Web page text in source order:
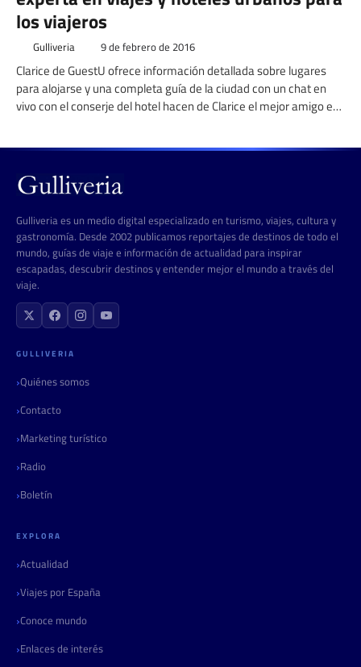
los viajeros
Gulliveria 9 de febrero de 2016
Clarice de GuestU ofrece información detallada sobre lugares
para alojarse y una completa guía de la ciudad con un chat en
vivo con el conserje del hotel hacen de Clarice el mejor amigo en
Gulliveria es un medio digital especializado en turismo, viajes, cultura y
gastronomía. Desde 2002 publicamos reportajes de destinos de todo el
mundo, guías de viaje e información de actualidad para inspirar
escapadas, descubrir destinos y entender mejor el mundo a través del
viaje.
GULLIVERIA
Quiénes somos
Contacto
Marketing turístico
Radio
Boletín
EXPLORA
Actualidad
Viajes por España
Conoce mundo
Enlaces de interés